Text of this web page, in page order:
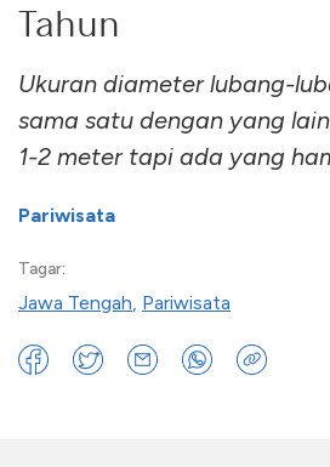
Tahun
Ukuran diameter lubang-
sama satu dengan yang
1-2 meter tapi ada yang
Pariwisata
Tagar:
Jawa Tengah, Pariwisata